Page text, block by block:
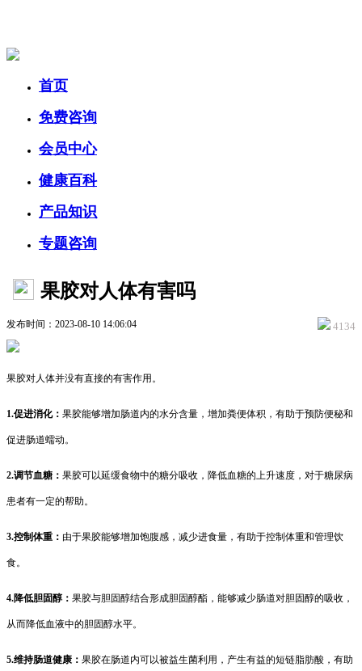
首页
免费咨询
会员中心
健康百科
产品知识
专题咨询
果胶对人体有害吗
发布时间：2023-08-10 14:06:04 4134
果胶对人体并没有直接的有害作用。
1.促进消化： 果胶能够增加肠道内的水分含量，增加粪便体积，有助于预防便秘和
促进肠道蠕动。
2.调节血糖： 果胶可以延缓食物中的糖分吸收，降低血糖的上升速度，对于糖尿病
患者有一定的帮助。
3.控制体重： 由于果胶能够增加饱腹感，减少进食量，有助于控制体重和管理饮
食。
4.降低胆固醇： 果胶与胆固醇结合形成胆固醇酯，能够减少肠道对胆固醇的吸收，
从而降低血液中的胆固醇水平。
5.维持肠道健康： 果胶在肠道内可以被益生菌利用，产生有益的短链脂肪酸，有助